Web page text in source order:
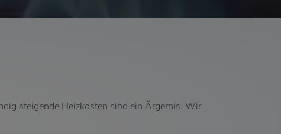
steigende Heizkosten sind ein Ärgernis. Wir